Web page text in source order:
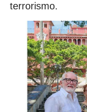
terrorismo.